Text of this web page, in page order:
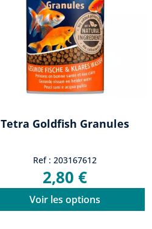
Tetra Goldfish Granules
Ref : 203167612
2,80 €
Voir les options